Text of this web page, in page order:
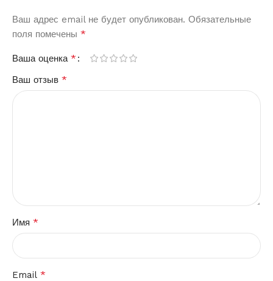
Ваш адрес email не будет опубликован. Обязательные
поля помечены *
Ваша оценка *
Ваш отзыв *
Имя *
Email *